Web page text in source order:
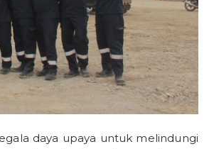
daya upaya untuk melindungi